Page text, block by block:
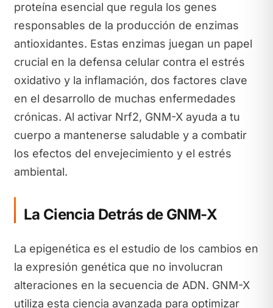
proteína esencial que regula los genes
responsables de la producción de enzimas
antioxidantes. Estas enzimas juegan un papel
crucial en la defensa celular contra el estrés
oxidativo y la inflamación, dos factores clave
en el desarrollo de muchas enfermedades
crónicas. Al activar Nrf2, GNM-X ayuda a tu
cuerpo a mantenerse saludable y a combatir
los efectos del envejecimiento y el estrés
ambiental.
La Ciencia Detrás de GNM-X
La epigenética es el estudio de los cambios en
la expresión genética que no involucran
alteraciones en la secuencia de ADN. GNM-X
utiliza esta ciencia avanzada para optimizar